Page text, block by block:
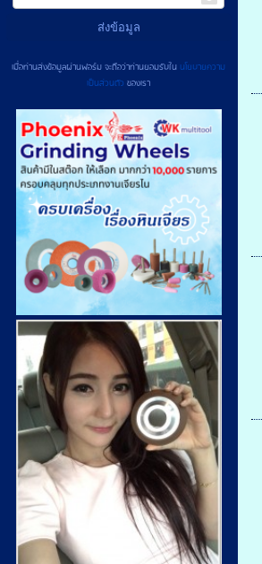
เมื่อท่านส่งข้อมูลผ่านฟอร์ม จะถือว่าท่านยอมรับในนโยบายความ
เป็นส่วนตัวของเรา